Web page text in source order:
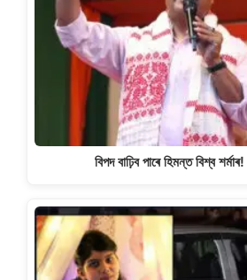
বিপদ বাঢ়িব পাৰে হিমন্ত বিশ্ব